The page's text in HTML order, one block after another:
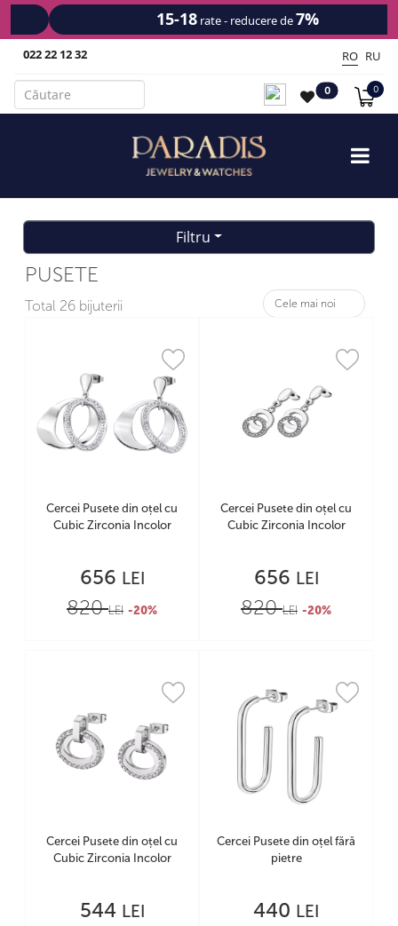
15-18rate - reducere de7%
022 22 12 32 RO RU
0 0
Filtru
PUSETE
Total 26 bijuterii
Cercei Pusete din oțel cu
Cubic Zirconia Incolor
656 LEI
820LEI -20%
Cercei Pusete din oțel cu
Cubic Zirconia Incolor
656 LEI
820LEI -20%
Cercei Pusete din oțel cu
Cubic Zirconia Incolor
544 LEI
Cercei Pusete din oțel fără
pietre
440 LEI